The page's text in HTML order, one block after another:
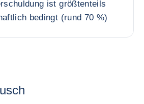
ist größtenteils
bedingt (rund 70 %)